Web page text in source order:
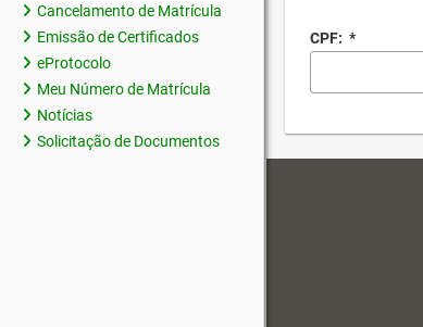
Cancelamento de Matrícula
Emissão de Certificados
eProtocolo
Meu Número de Matrícula
Notícias
Solicitação de Documentos
CPF: *